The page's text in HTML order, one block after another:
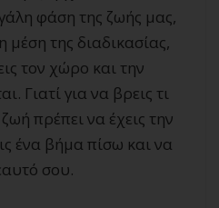
φάση της ζωής μας,
μέση της διαδικασίας,
τον χώρο και την
Γιατί για να βρεις τι
πρέπει να έχεις την
ένα βήμα πίσω και να
σου.